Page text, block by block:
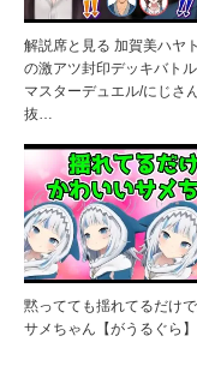
解説席と見る 加賀美ハヤ
の激アツ封印デッキバト
マスターデュエル/にじさ
抜…
黙ってても揺れてるだけ
サメちゃん【がうるぐら】